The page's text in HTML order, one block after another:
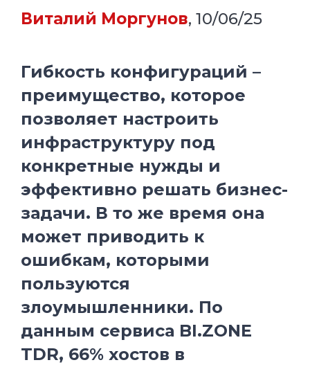
Виталий Моргунов, 10/06/25
Гибкость конфигураций –
преимущество, которое
позволяет настроить
инфраструктуру под
конкретные нужды и
эффективно решать бизнес-
задачи. В то же время она
может приводить к
ошибкам, которыми
пользуются
злоумышленники. По
данным сервиса BI.ZONE
TDR, 66% хостов в